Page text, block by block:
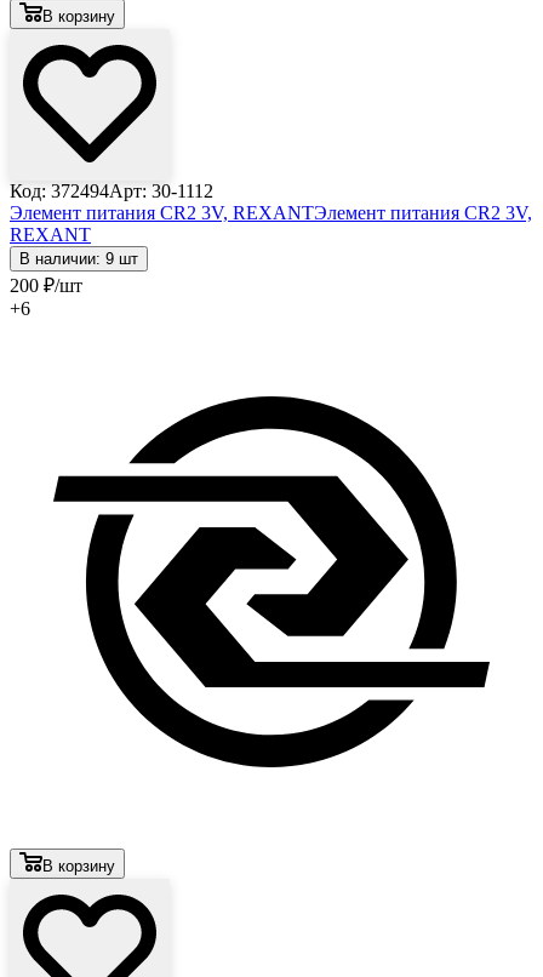
В корзину
Код: 372494Арт: 30-1112
Элемент питания CR2 3V, REXANTЭлемент питания CR2 3V,
REXANT
В наличии: 9 шт
200 ₽/шт
+6
В корзину